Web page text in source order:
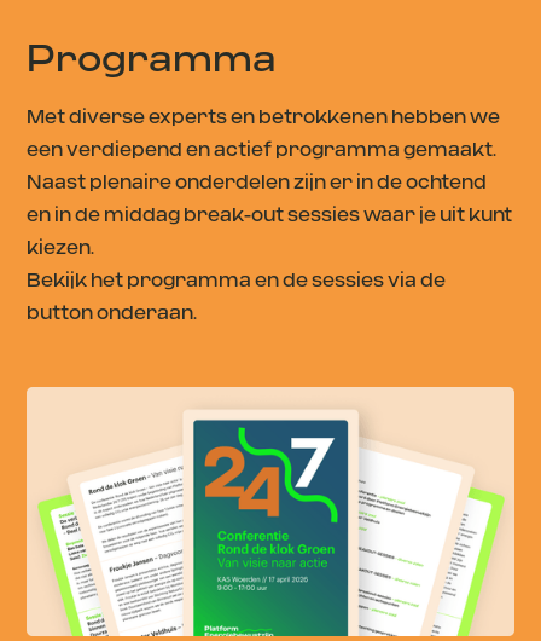
Programma
Met diverse experts en betrokkenen hebben we
een verdiepend en actief programma gemaakt.
Naast plenaire onderdelen zijn er in de ochtend
en in de middag break-out sessies waar je uit kunt
kiezen.
Bekijk het programma en de sessies via de
button onderaan.